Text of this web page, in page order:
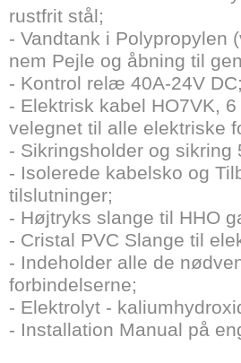
rustfrit stål;
- Vandtank i Polypropylen
nem Pejle og åbning til
- Kontrol relæ 40A-24V DC;
- Elektrisk kabel HO7VK,
velegnet til alle elektriske
- Sikringsholder og sikring
- Isolerede kabelsko og
tilslutninger;
- Højtryks slange til HHO
- Cristal PVC Slange til
- Indeholder alle de
forbindelserne;
- Elektrolyt -
- Installation Manual på